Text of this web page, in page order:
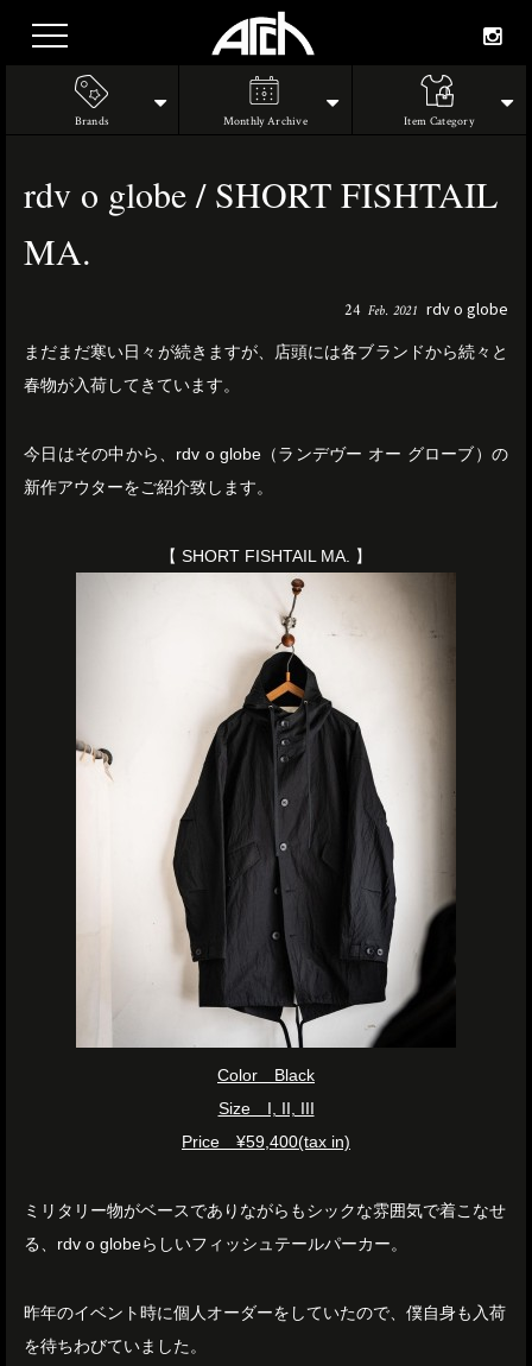
Brands Monthly Archive Item Category
rdv o globe / SHORT FISHTAIL
MA.
24 Feb. 2021 rdv o globe
まだまだ寒い日々が続きますが、店頭には各ブランドから続々と
春物が入荷してきています。
今日はその中から、rdv o globe（ランデヴー オー グローブ）の
新作アウターをご紹介致します。
【 SHORT FISHTAIL MA. 】
Color Black
Size I, II, III
Price ¥59,400(tax in)
ミリタリー物がベースでありながらもシックな雰囲気で着こなせ
る、rdv o globeらしいフィッシュテールパーカー。
昨年のイベント時に個人オーダーをしていたので、僕自身も入荷
を待ちわびていました。